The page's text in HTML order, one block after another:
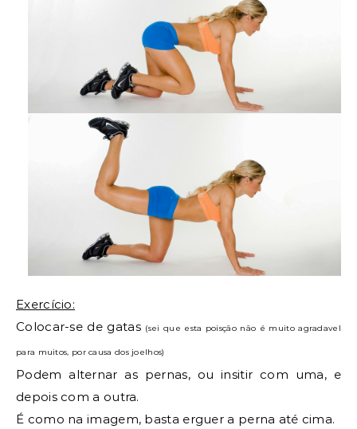
Exercício:
Colocar-se de gatas (sei que esta poisção não é muito agradavel
para muitos, por causa dos joelhos)
Podem alternar as pernas, ou insitir com uma, e
depois com a outra.
É como na imagem, basta erguer a perna até cima.